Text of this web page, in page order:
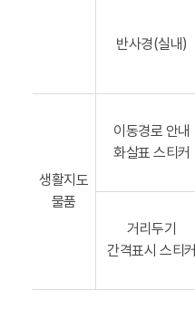
반사경(실내)
생활지도
물품
이동경로 안내
화살표 스티커
거리두기
간격표시 스티커